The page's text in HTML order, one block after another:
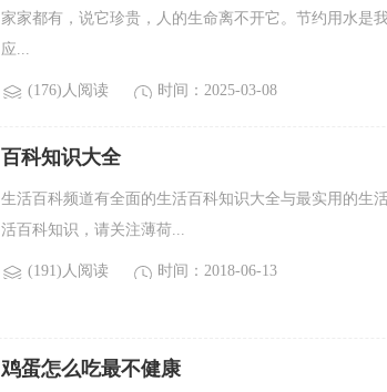
家家都有，说它珍贵，人的生命离不开它。节约用水是
应...
(176)人阅读 时间：2025-03-08
百科知识大全
生活百科频道有全面的生活百科知识大全与最实用的生
活百科知识，请关注薄荷...
(191)人阅读 时间：2018-06-13
鸡蛋怎么吃最不健康